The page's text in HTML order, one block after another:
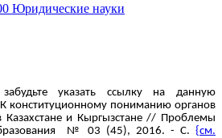
Юридические науки
указать ссылку на данную
конституционному пониманию органов
Казахстане и Кыргызстане // Проблемы
№ 03 (45), 2016. - С. {см.